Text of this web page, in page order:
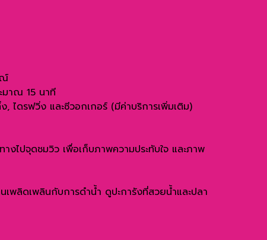
ณ์
มาณ 15 นาที
ไดรฟวิ่ง และซีวอกเกอร์ (มีค่าบริการเพิ่มเติม)
งไปจุดชมวิว เพื่อเก็บภาพความประทับใจ และภาพ
พลิดเพลินกับการดำน้ำ ดูปะการังที่สวยน้ำและปลา